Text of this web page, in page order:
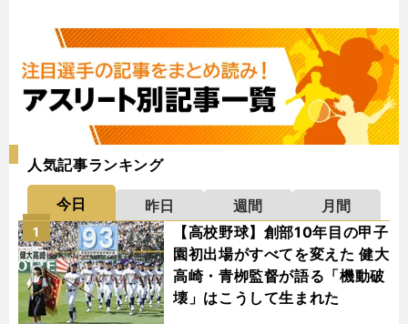
人気記事ランキング
今日 昨日 週間
月間
【高校野球】創部10年目の甲子
園初出場がすべてを変えた 健大
高崎・青栁監督が語る「機動破
壊」はこうして生まれた
1